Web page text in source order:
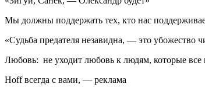
Мы должны поддержать тех, кто нас
«Судьба предателя незавидна, — это убожество
Любовь: не уходит любовь к людям, которые все
Hoff всегда с вами, — реклама